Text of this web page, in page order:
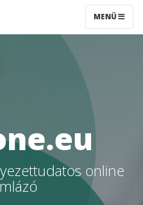
MENÜ
online